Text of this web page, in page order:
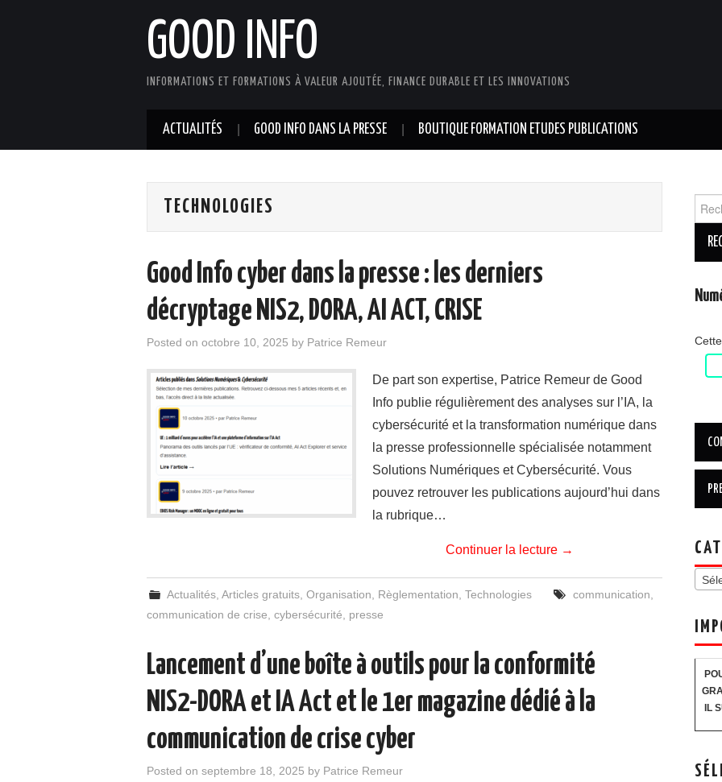
GOOD INFO
INFORMATIONS ET FORMATIONS À VALEUR AJOUTÉE, FINANCE DURABLE ET LES INNOVATIONS
ACTUALITÉS GOOD INFO DANS LA PRESSE BOUTIQUE FORMATION ETUDES PUBLICATIONS
TECHNOLOGIES
Good Info cyber dans la presse : les derniers
décryptage NIS2, DORA, AI ACT, CRISE
Posted on octobre 10, 2025 by Patrice Remeur
De part son expertise, Patrice Remeur de Good
Info publie régulièrement des analyses sur l’IA, la
cybersécurité et la transformation numérique dans
la presse professionnelle spécialisée notamment
Solutions Numériques et Cybersécurité. Vous
pouvez retrouver les publications aujourd’hui dans
la rubrique…
Continuer la lecture →
Actualités ,Articles gratuits ,Organisation Règlementation ,Technologies communication
communication de crise cybersécurité presse
Lancement d’une boîte à outils pour la conformité
NIS2-DORA et IA Act et le 1er magazine dédié à la
communication de crise cyber
Posted on septembre 18, 2025 by Patrice Remeur
IL